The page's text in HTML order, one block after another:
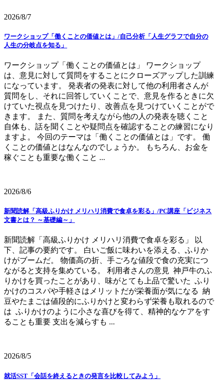
2026/8/7
ワークショップ「働くことの価値とは」/自己分析「人生グラフで自分の
人生の分岐点を知る」
ワークショップ「働くことの価値とは」 ワークショップ
は、意見に対して質問をすることにクローズアップした訓練
になっています。 発表者の発表に対して他の利用者さんが
質問をし、それに回答していくことで、意見を作るときに欠
けていた視点を見つけたり、改善点を見つけていくことがで
きます。 また、質問を考えながら他の人の発表を聴くこと
自体も、話を聞くことや疑問点を確認することの練習になり
ますよ。 今回のテーマは「働くことの価値とは」です。 働
くことの価値とはなんなのでしょうか。 もちろん、お金を
稼ぐことも重要な働くこと ...
2026/8/6
新聞読解「高級ふりかけ メリハリ消費で食卓を彩る」/PC講座「ビジネス
文書とは？ ～基礎編～」
新聞読解「高級ふりかけ メリハリ消費で食卓を彩る」 以
下、記事の要約です。 白いご飯に味わいを添える、ふりか
けがブームだ。 物価高の折、手ごろな値段で食の充実につ
ながると支持を集めている。 利用者さんの意見 神戸牛のふ
りかけを買ったことがあり、味がとても上品で驚いた ふり
かけのコスパや手軽さはメリットだが栄養面が気になる 納
豆やたまごは値段的にふりかけと変わらず栄養も取れるので
は ふりかけのように小さな喜びを得て、精神的なケアをす
ることも重要 支出を減らすも ...
2026/8/5
就活SST「会話を終えるときの発言を比較してみよう」